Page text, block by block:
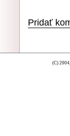
Pridať
(C)